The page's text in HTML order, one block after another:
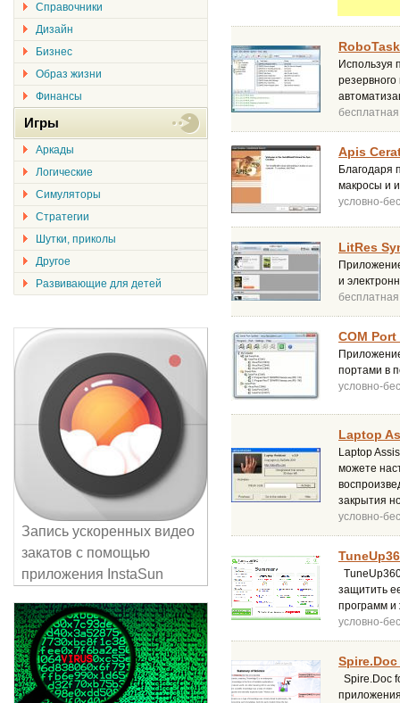
Используя
резервного
бесплатная
Apis
Благодаря
макросы и
условно-
LitRes
и
бесплатная
COM
портами в
условно-
Laptop
Laptop
можете
закрытия
условно-
защитить
программ и
условно-
Spire.Doc
Spire.Doc
Справочники
Дизайн
Бизнес
Образ жизни
Финансы
Игры
Аркады
Логические
Симуляторы
Стратегии
Шутки, приколы
Другое
Развивающие для детей
Запись ускоренных видео
закатов с помощью
приложения InstaSun